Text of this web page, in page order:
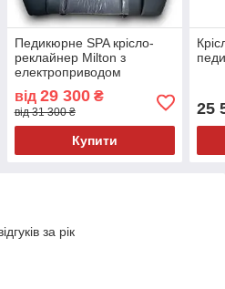
Педикюрне SPA крісло-
реклайнер Milton з
електроприводом
від 29 300₴
від 31 300 ₴
Купити
25
за рік